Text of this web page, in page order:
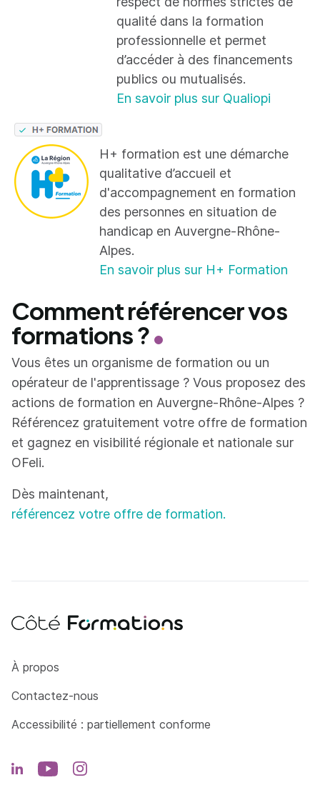
qualité dans la formation
professionnelle et permet
d’accéder à des financements
publics ou mutualisés.
En savoir plus sur Qualiopi
H+ formation est une démarche
qualitative d’accueil et
d'accompagnement en formation
des personnes en situation de
handicap en Auvergne-Rhône-
Alpes.
En savoir plus sur H+ Formation
Comment référencer vos
formations ?
Vous êtes un organisme de formation ou un
opérateur de l'apprentissage ? Vous proposez des
actions de formation en Auvergne-Rhône-Alpes ?
Référencez gratuitement votre offre de formation
et gagnez en visibilité régionale et nationale sur
OFeli.
Dès maintenant,
référencez votre offre de formation.
Côté Formations
À propos
Contactez-nous
Accessibilité : partiellement conforme